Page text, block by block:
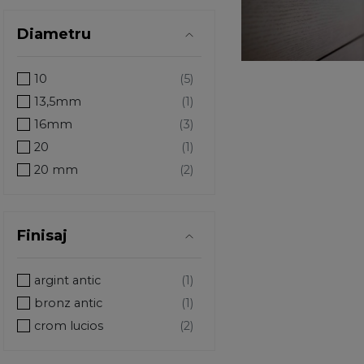
Diametru
10
13,5mm
16mm
20
20 mm
26 mm
29 mm
29mm
30
Finisaj
argint antic
bronz antic
crom lucios